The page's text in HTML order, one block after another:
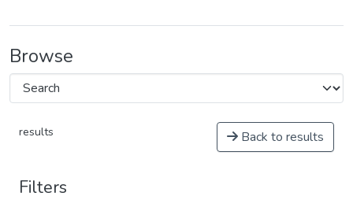
Browse
results Back to results
Filters